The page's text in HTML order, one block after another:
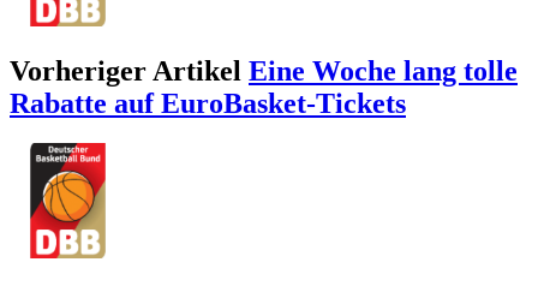
Vorheriger Artikel Eine Woche lang tolle
Rabatte auf EuroBasket-Tickets